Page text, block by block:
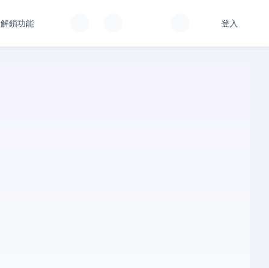
解鎖功能 登入